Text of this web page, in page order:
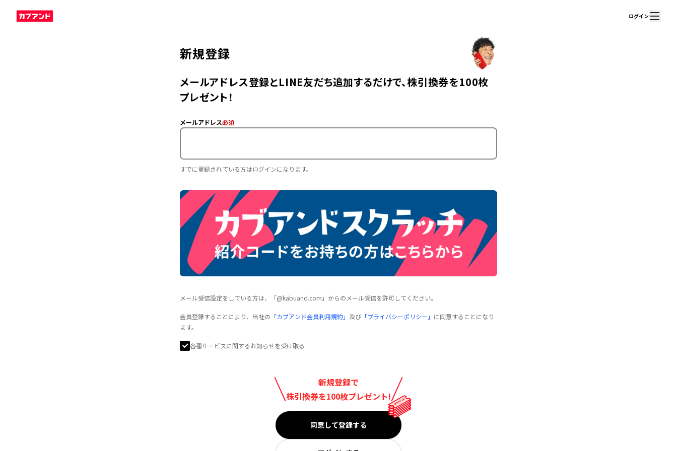
ログイン
新規登録
メールアドレス登録とLINE友だち追加するだけで、株引換券を100枚
プレゼント！
メールアドレス必須
すでに登録されている方はログインになります。
メール受信設定をしている方は、「@kabuand.com」からのメール受信を許可してください。
会員登録することにより、当社の 「カブアンド会員利用規約」 及び 「プライバシーポリシー」 に同意することになり
ます。
各種サービスに関するお知らせを受け取る
新規登録で
株引換券を100枚プレゼント!
同意して登録する